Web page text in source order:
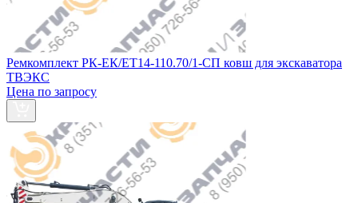
Ремкомплект РК-ЕК/ЕТ14-110.70/1-СП ковш для экскаватора
ТВЭКС
Цена по запросу